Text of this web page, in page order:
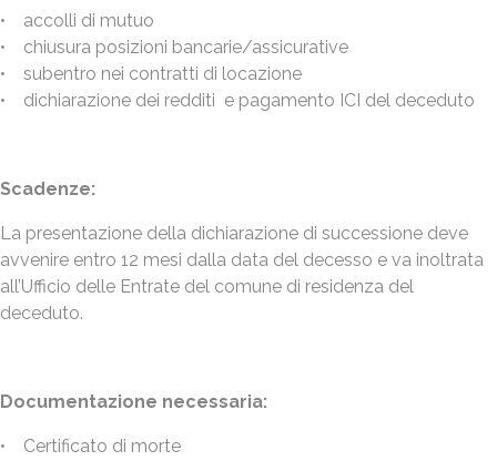
• accolli di mutuo
• chiusura posizioni bancarie/assicurative
• subentro nei contratti di locazione
• dichiarazione dei redditi e pagamento ICI del deceduto
Scadenze:
La presentazione della dichiarazione di successione deve
avvenire entro 12 mesi dalla data del decesso e va inoltrata
all’Ufficio delle Entrate del comune di residenza del
deceduto.
Documentazione necessaria:
• Certificato di morte